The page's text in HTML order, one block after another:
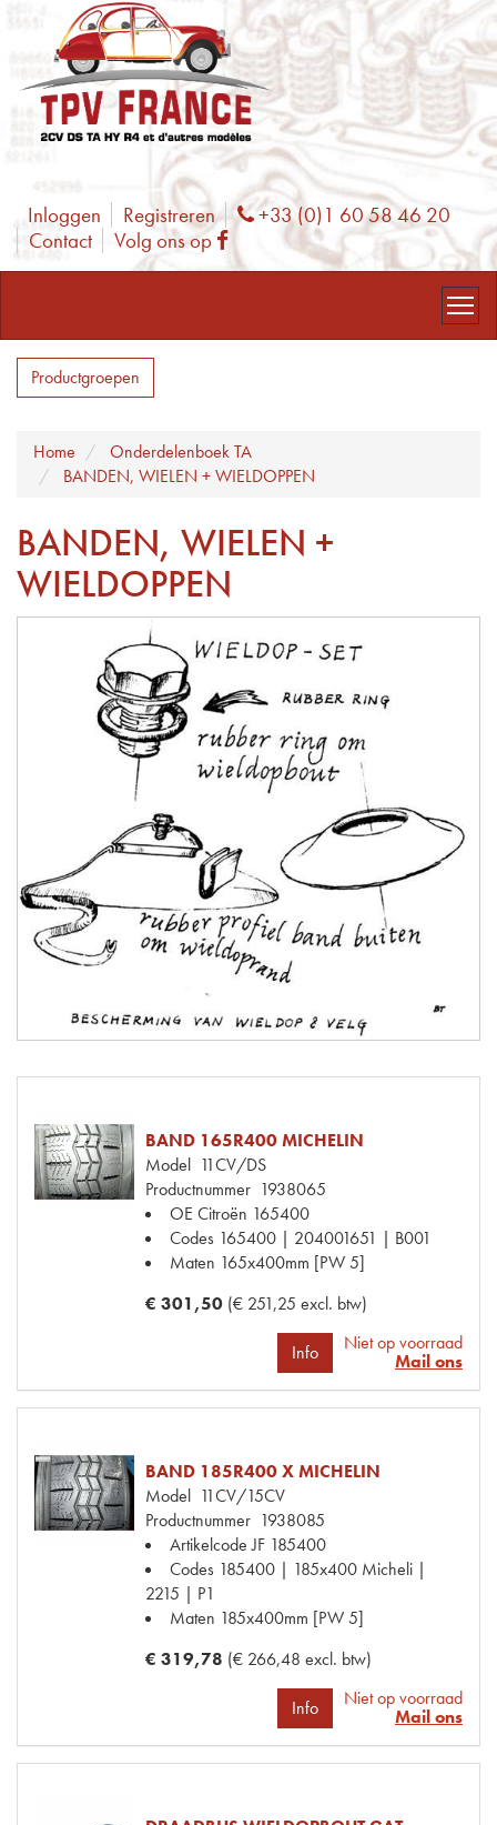
Inloggen Registreren Phone
+33 (0)1 60 58 46 20
Contact
Volg ons op Facebook
Productgroepen
Home
Onderdelenboek TA
BANDEN, WIELEN + WIELDOPPEN
BANDEN, WIELEN +
WIELDOPPEN
BAND 165R400 MICHELIN
Model 11CV/DS
Productnummer 1938065
OE Citroën 165400
Codes 165400 | 204001651 | B001
Maten 165x400mm [PW 5]
€ 301,50 (€ 251,25 excl. btw)
Info
Niet op voorraad
Mail ons
BAND 185R400 X MICHELIN
Model 11CV/15CV
Productnummer 1938085
Artikelcode JF 185400
Codes 185400 | 185x400 Micheli |
2215 | P1
Maten 185x400mm [PW 5]
€ 319,78 (€ 266,48 excl. btw)
Info
Niet op voorraad
Mail ons